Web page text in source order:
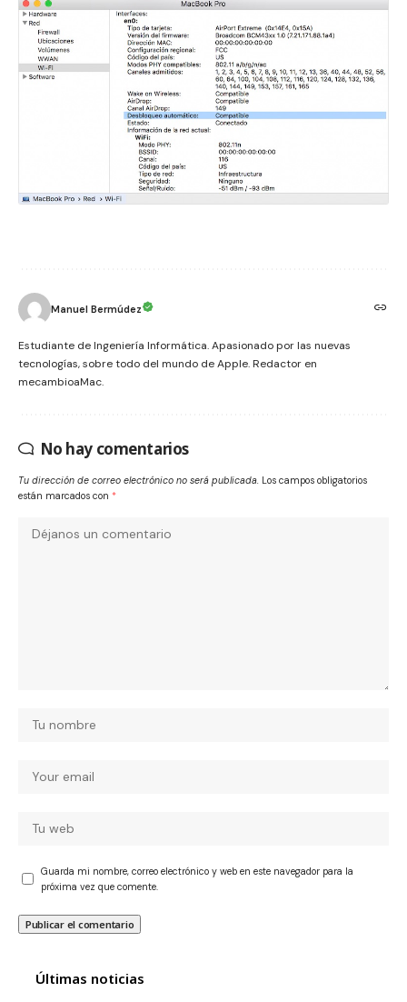
Manuel Bermúdez
Estudiante de Ingeniería Informática. Apasionado por las nuevas
tecnologías, sobre todo del mundo de Apple. Redactor en
mecambioaMac.
No hay comentarios
Tu dirección de correo electrónico no será publicada. Los campos obligatorios
están marcados con *
Guarda mi nombre, correo electrónico y web en este navegador para la
próxima vez que comente.
Últimas noticias